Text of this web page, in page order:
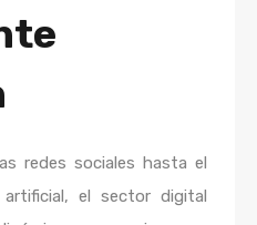
redes sociales hasta el
el sector digital